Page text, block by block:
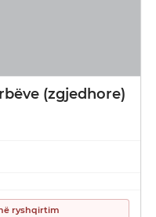
(zgjedhore)
ryshqirtim